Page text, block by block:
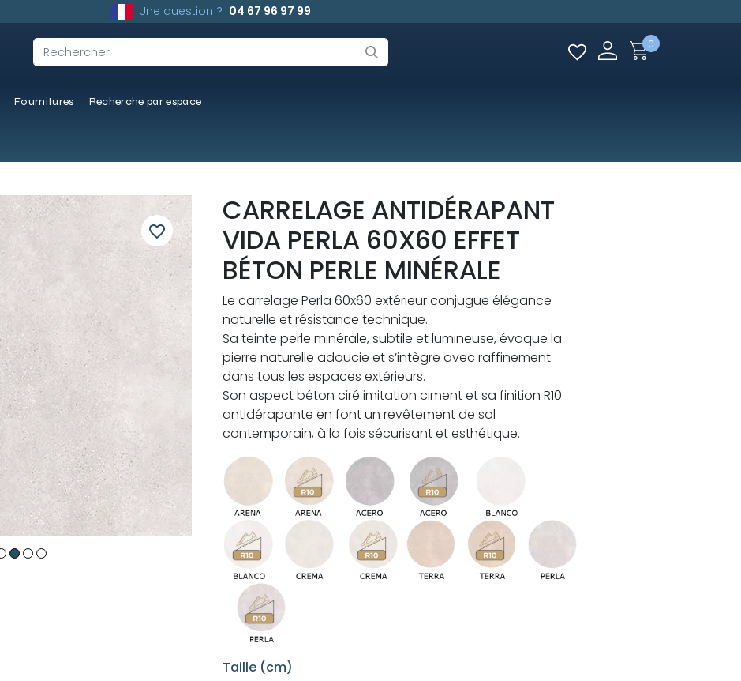
Une question ? 04 67 96 97 99
Fournitures Recherche par espace
0
favorite_border
CARRELAGE ANTIDÉRAPANT
VIDA PERLA 60X60 EFFET
BÉTON PERLE MINÉRALE
Le carrelage Perla 60x60 extérieur conjugue élégance
naturelle et résistance technique.
Sa teinte perle minérale, subtile et lumineuse, évoque la
pierre naturelle adoucie et s’intègre avec raffinement
dans tous les espaces extérieurs.
Son aspect béton ciré imitation ciment et sa finition R10
antidérapante en font un revêtement de sol
contemporain, à la fois sécurisant et esthétique.
Taille (cm)